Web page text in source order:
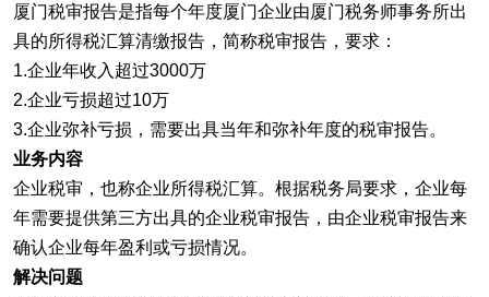
厦门税审报告是指每个年度厦门企业由厦门税务师事务所出
具的所得税汇算清缴报告，简称税审报告，要求：
1.企业年收入超过3000万
2.企业亏损超过10万
3.企业弥补亏损，需要出具当年和弥补年度的税审报告。
业务内容
企业税审，也称企业所得税汇算。根据税务局要求，企业每
年需要提供第三方出具的企业税审报告，由企业税审报告来
确认企业每年盈利或亏损情况。
解决问题